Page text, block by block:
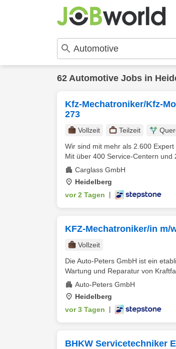
62 Automotive Jobs in
Kfz-Mechatroniker/Kfz-
273
Vollzeit Teilzeit
Wir sind mit mehr als 2.600
Mit über 400 Service-Centern und
Carglass GmbH
Heidelberg
vor 2 Tagen
KFZ-Mechatroniker/in m/
Vollzeit
Die Auto-Peters GmbH ist ein
Wartung und Reparatur von
Auto-Peters GmbH
Heidelberg
vor 3 Tagen
BHKW Servicetechniker